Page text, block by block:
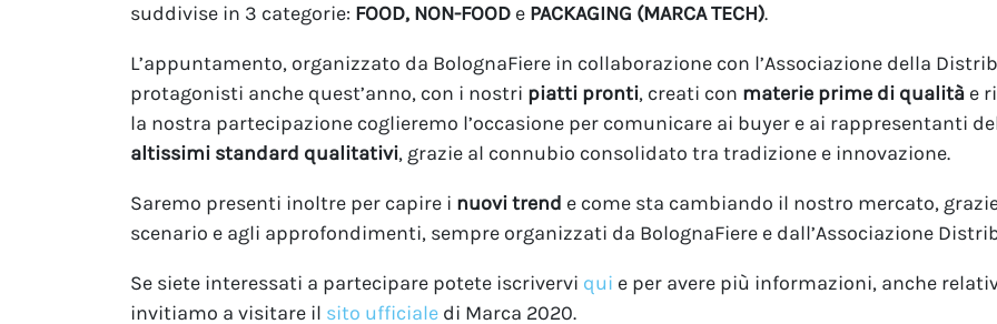
suddivise in 3 categorie: FOOD, NON-FOOD e PACKAGING (MARCA TECH).
L’appuntamento, organizzato da BolognaFiere in collaborazione con l’Associazione della
protagonisti anche quest’anno, con i nostri piatti pronti, creati con materie prime di qualità e
la nostra partecipazione coglieremo l’occasione per comunicare ai buyer e ai rappresentanti
altissimi standard qualitativi, grazie al connubio consolidato tra tradizione e innovazione.
Saremo presenti inoltre per capire i nuovi trend e come sta cambiando il nostro mercato,
scenario e agli approfondimenti, sempre organizzati da BolognaFiere e dall’Associazione
Se siete interessati a partecipare potete iscrivervi qui e per avere più informazioni, anche
invitiamo a visitare il sito ufficiale di Marca 2020.